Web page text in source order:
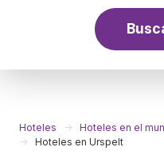
Hoteles Hoteles en el
Hoteles en Urspelt